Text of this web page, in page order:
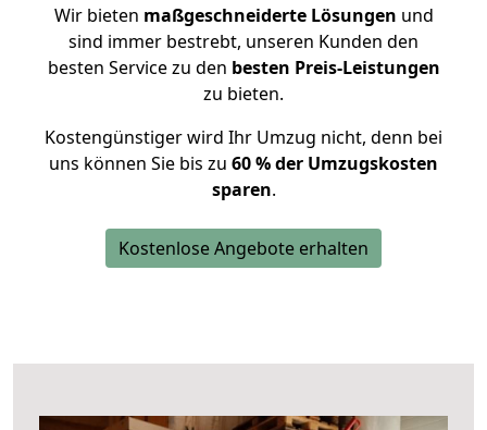
Wir bieten maßgeschneiderte Lösungen und
sind immer bestrebt, unseren Kunden den
besten Service zu den besten Preis-Leistungen
zu bieten.
Kostengünstiger wird Ihr Umzug nicht, denn bei
uns können Sie bis zu 60 % der Umzugskosten
sparen.
Kostenlose Angebote erhalten